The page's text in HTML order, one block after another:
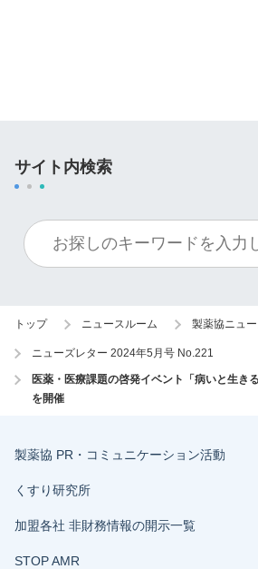
サイト内検索
トップ ニュースルーム 製薬協ニュ
ニューズレター 2024年5月号 No.221
医薬・医療課題の啓発イベント「病いと生き
を開催
製薬協 PR・コミュニケーション活動
くすり研究所
加盟各社 非財務情報の開示一覧
STOP AMR